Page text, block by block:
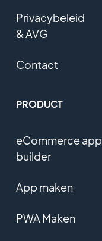
Privacybeleid
& AVG
Contact
PRODUCT
eCommerce app
builder
App maken
PWA Maken